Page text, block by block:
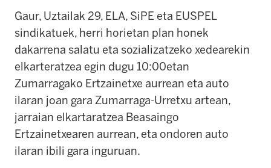
Gaur, Uztailak 29, ELA, SiPE eta EUSPEL
sindikatuek, herri horietan plan honek
dakarrena salatu eta sozializatzeko xedearekin
elkarteratzea egin dugu 10:00etan
Zumarragako Ertzainetxe aurrean eta auto
ilaran joan gara Zumarraga-Urretxu artean,
jarraian elkartaratzea Beasaingo
Ertzainetxearen aurrean, eta ondoren auto
ilaran ibili gara inguruan.